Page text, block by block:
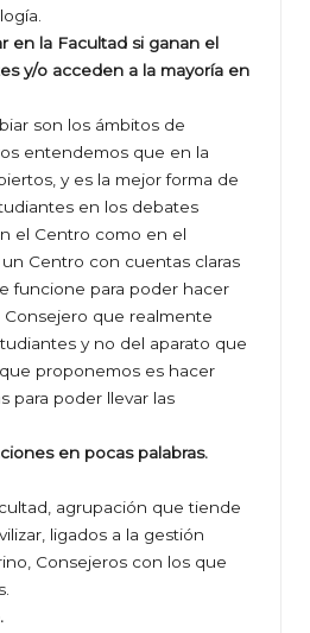
en la Facultad si ganan el
y/o acceden a la mayoría en
son los ámbitos de
entendemos que en la
y es la mejor forma de
en los debates
el Centro como en el
Centro con cuentas claras
funcione para poder hacer
que realmente
y no del aparato que
proponemos es hacer
para poder llevar las
en pocas palabras.
agrupación que tiende
ligados a la gestión
Consejeros con los que